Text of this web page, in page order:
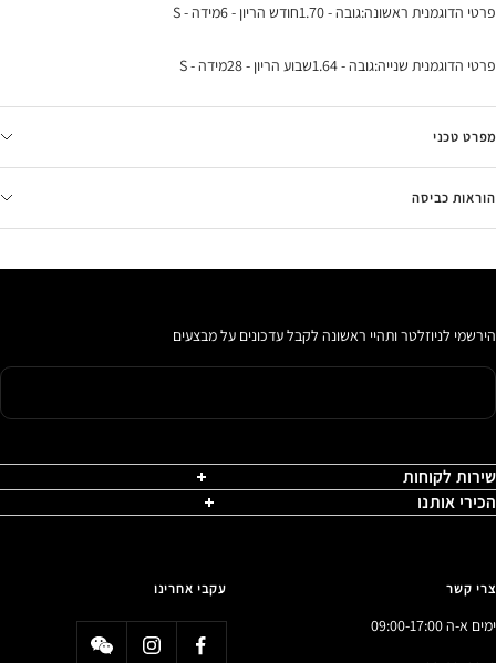
פרטי הדוגמנית ראשונה:גובה - 1.70חודש הריון - 6מידה - S
פרטי הדוגמנית שנייה:גובה - 1.64שבוע הריון - 28מידה - S
מפרט טכני
הוראות כביסה
הירשמי לניוזלטר ותהיי ראשונה לקבל עדכונים על מבצעים
שירות לקוחות
הכירי אותנו
צרי קשר
ימים א-ה 09:00-17:00
עקבי אחרינו